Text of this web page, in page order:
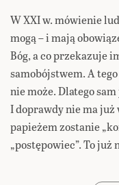
W XXI w. mówienie
mogą – i mają
Bóg, a co przekazuje
samobójstwem. A
nie może. Dlatego
I doprawdy nie ma już
papieżem zostanie
„postępowiec”. To